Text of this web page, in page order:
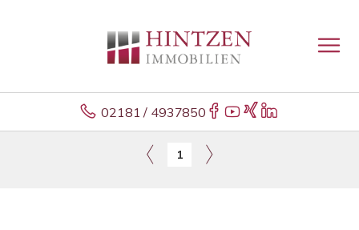
02181 / 4937850
1